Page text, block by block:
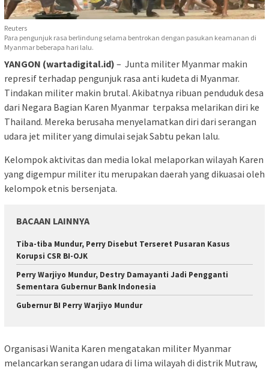
Reuters
Para pengunjuk rasa berlindung selama bentrokan dengan pasukan keamanan di
Myanmar beberapa hari lalu.
YANGON (wartadigital.id) – Junta militer Myanmar makin
represif terhadap pengunjuk rasa anti kudeta di Myanmar.
Tindakan militer makin brutal. Akibatnya ribuan penduduk desa
dari Negara Bagian Karen Myanmar terpaksa melarikan diri ke
Thailand. Mereka berusaha menyelamatkan diri dari serangan
udara jet militer yang dimulai sejak Sabtu pekan lalu.
Kelompok aktivitas dan media lokal melaporkan wilayah Karen
yang digempur militer itu merupakan daerah yang dikuasai oleh
kelompok etnis bersenjata.
BACAAN LAINNYA
Tiba-tiba Mundur, Perry Disebut Terseret Pusaran Kasus
Korupsi CSR BI-OJK
Perry Warjiyo Mundur, Destry Damayanti Jadi Pengganti
Sementara Gubernur Bank Indonesia
Gubernur BI Perry Warjiyo Mundur
Organisasi Wanita Karen mengatakan militer Myanmar
melancarkan serangan udara di lima wilayah di distrik Mutraw,